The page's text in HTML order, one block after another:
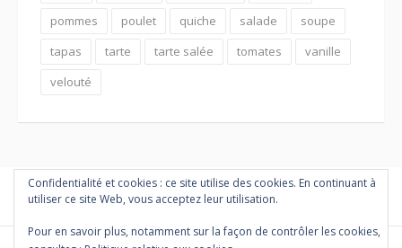
pommes
poulet quiche salade
soupe
tapas
tarte tarte salée tomates
vanille
velouté
Confidentialité et cookies : ce site utilise des cookies. En continuant à
utiliser ce site Web, vous acceptez leur utilisation.
Pour en savoir plus, notamment sur la façon de contrôler les cookies,